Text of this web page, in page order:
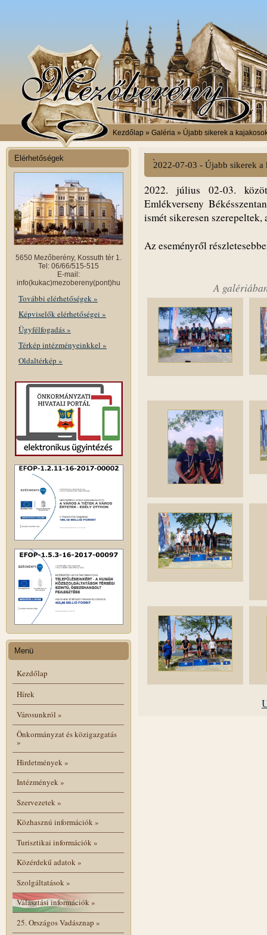
Kezdőlap » Galéria » Újabb sikerek a
Elérhetőségek
5650 Mezőberény, Kossuth tér 1.
Tel: 06/66/515-515
E-mail:
info(kukac)mezobereny(pont)hu
További elérhetőségek »
Képviselők elérhetőségei »
Ügyfélfogadás »
Térkép intézményeinkkel »
Oldaltérkép »
Menü
Kezdőlap
Hírek
Városunkról »
Önkormányzat és közigazgatás
»
Hirdetmények»
Intézmények»
Szervezetek»
Közhasznú információk»
Turisztikai információk»
Közérdekű adatok»
Szolgáltatások»
Választási információk»
25. Országos Vadásznap »
2022-07-03 - Újabb sikerek a
2022. július 02-03.
Emlékverseny
ismét sikeresen szerepeltek,
Az eseményről
A